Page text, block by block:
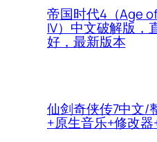
帝国时代4（Age
IV）中文破解版，
好，最新版本
仙剑奇侠传7中文/
+原生音乐+修改器